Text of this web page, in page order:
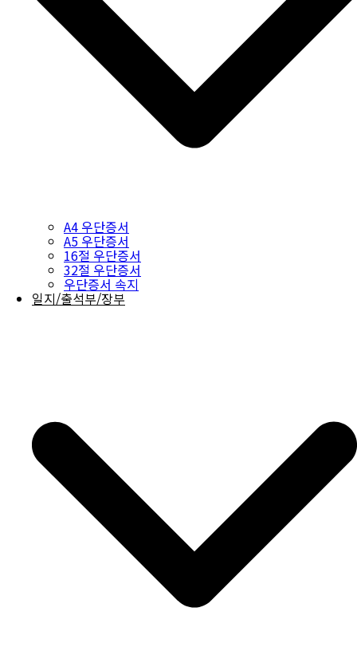
A4 우단증서
A5 우단증서
16절 우단증서
32절 우단증서
우단증서 속지
일지/출석부/장부